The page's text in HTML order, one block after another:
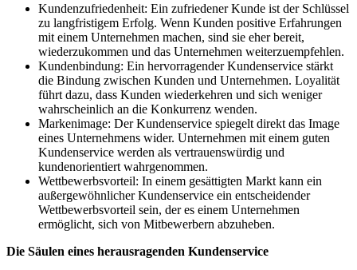
Kundenzufriedenheit: Ein zufriedener Kunde ist der Schlüssel
zu langfristigem Erfolg. Wenn Kunden positive Erfahrungen
mit einem Unternehmen machen, sind sie eher bereit,
wiederzukommen und das Unternehmen weiterzuempfehlen.
Kundenbindung: Ein hervorragender Kundenservice stärkt
die Bindung zwischen Kunden und Unternehmen. Loyalität
führt dazu, dass Kunden wiederkehren und sich weniger
wahrscheinlich an die Konkurrenz wenden.
Markenimage: Der Kundenservice spiegelt direkt das Image
eines Unternehmens wider. Unternehmen mit einem guten
Kundenservice werden als vertrauenswürdig und
kundenorientiert wahrgenommen.
Wettbewerbsvorteil: In einem gesättigten Markt kann ein
außergewöhnlicher Kundenservice ein entscheidender
Wettbewerbsvorteil sein, der es einem Unternehmen
ermöglicht, sich von Mitbewerbern abzuheben.
Die Säulen eines herausragenden Kundenservice